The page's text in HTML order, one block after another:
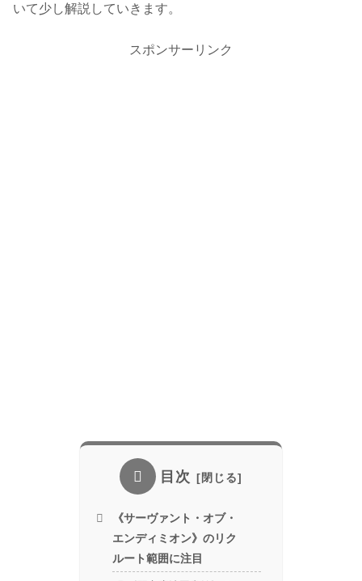
いて少し解説していきます。
スポンサーリンク
目次
《サーヴァント・オブ・
エンディミオン》のリク
ルート範囲に注目